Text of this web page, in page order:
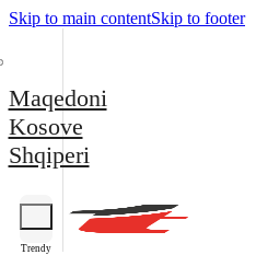
Skip to main contentSkip to footer
Maqedoni
Kosove
Shqiperi
Trendy